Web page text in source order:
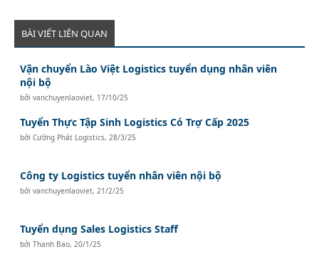
BÀI VIẾT LIÊN QUAN
Vận chuyển Lào Việt Logistics tuyển dụng nhân viên
nội bộ
bởivanchuyenlaoviet, 17/10/25
Tuyển Thực Tập Sinh Logistics Có Trợ Cấp 2025
bởiCường Phát Logistics, 28/3/25
Công ty Logistics tuyển nhân viên nội bộ
bởivanchuyenlaoviet, 21/2/25
Tuyển dụng Sales Logistics Staff
bởiThanh Bao, 20/1/25